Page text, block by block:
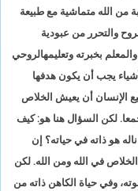
من الله متماشية مع طبيعة
والتحرر من عبودية
بخبرته وتعليمهالروحي
يجب أن يكون هدفها
الإنسان أن يعيش الخلاص
لكن السؤال هنا هو: كيف
هو ذاته في حياته؟ إن
في الله ومن الله. لكن
وفي حياة الكاهن ذاته من